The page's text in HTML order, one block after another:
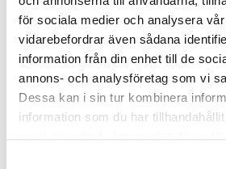
för sociala medier och analysera
vidarebefordrar även sådana
information från din enhet till de
annons- och analysföretag som vi
Dessa kan i sin tur kombinera
information som du har
samlat in när du har använt deras
Hjul som passar till Broilking Regal
broms på hjulet
I lager
VäljModell